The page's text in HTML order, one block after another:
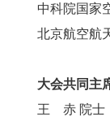
中科院国家
北京航空航
大会共同主
王 赤 院士